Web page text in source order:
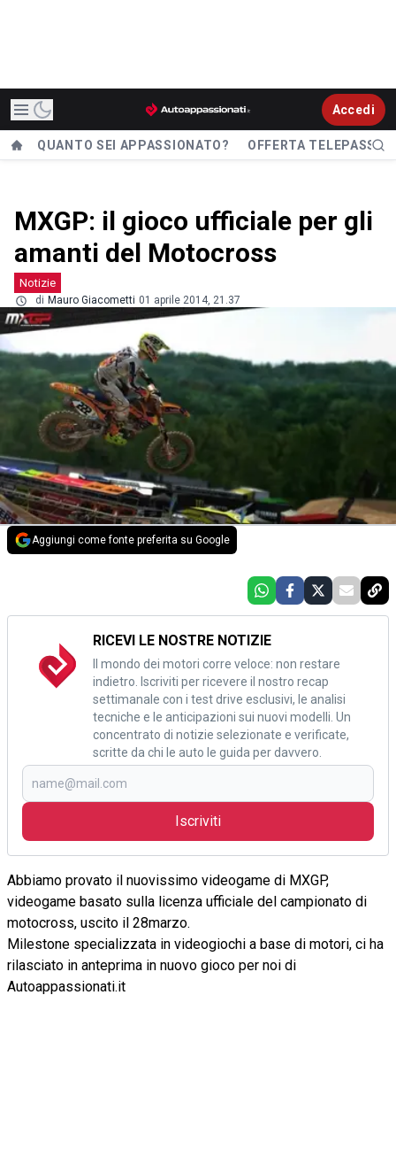
Accedi
QUANTO SEI APPASSIONATO? OFFERTA TELEPASS
MXGP: il gioco ufficiale per gli
amanti del Motocross
Notizie
di Mauro Giacometti 01 aprile 2014, 21.37
Aggiungi come fonte preferita su Google
RICEVI LE NOSTRE NOTIZIE
Il mondo dei motori corre veloce: non restare
indietro. Iscriviti per ricevere il nostro recap
settimanale con i test drive esclusivi, le analisi
tecniche e le anticipazioni sui nuovi modelli. Un
concentrato di notizie selezionate e verificate,
scritte da chi le auto le guida per davvero.
Iscriviti
Abbiamo provato il nuovissimo videogame di MXGP,
videogame basato sulla licenza ufficiale del campionato di
motocross, uscito il 28marzo.
Milestone specializzata in videogiochi a base di motori, ci ha
rilasciato in anteprima in nuovo gioco per noi di
Autoappassionati.it